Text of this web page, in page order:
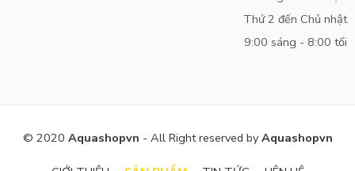
Thứ 2 đến Chủ nhật
9:00 sáng - 8:00 tối
© 2020 Aquashopvn - All Right reserved byAquashopvn